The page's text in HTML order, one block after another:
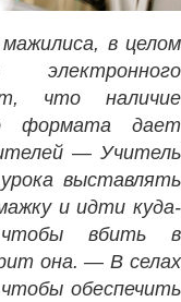
в целом
электронного
что наличие
формата дает
—Учитель
выставлять
и идти куда-
вбить в
она. — В селах
обеспечить